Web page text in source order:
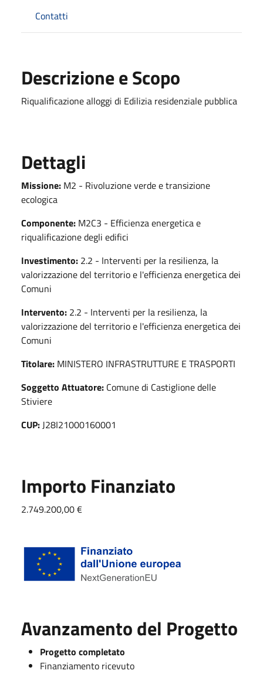
Contatti
Descrizione e Scopo
Riqualificazione alloggi di Edilizia residenziale pubblica
Dettagli
Missione: M2 - Rivoluzione verde e transizione
ecologica
Componente: M2C3 - Efficienza energetica e
riqualificazione degli edifici
Investimento: 2.2 - Interventi per la resilienza, la
valorizzazione del territorio e l'efficienza energetica dei
Comuni
Intervento: 2.2 - Interventi per la resilienza, la
valorizzazione del territorio e l'efficienza energetica dei
Comuni
Titolare: MINISTERO INFRASTRUTTURE E TRASPORTI
Soggetto Attuatore: Comune di Castiglione delle
Stiviere
CUP: J28I21000160001
Importo Finanziato
2.749.200,00 €
Avanzamento del Progetto
Progetto completato
Finanziamento ricevuto